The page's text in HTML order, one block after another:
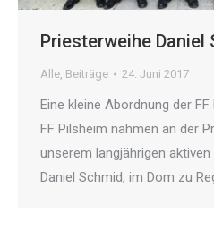
Priesterweihe Daniel
Alle, Beiträge 24. Juni 2017
Eine kleine Abordnung der
FF Pilsheim nahmen an der
unserem langjährigen
Daniel Schmid, im Dom zu